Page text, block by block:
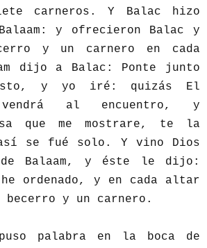
carneros. Y Balac hizo
y ofrecieron Balac y
y un carnero en cada
dijo a Balac: Ponte junto
y yo iré: quizás El
al encuentro, y
que me mostrare, te la
se fué solo. Y vino Dios
Balaam, y éste le dijo:
ordenado, y en cada altar
becerro y un carnero.
palabra en la boca de